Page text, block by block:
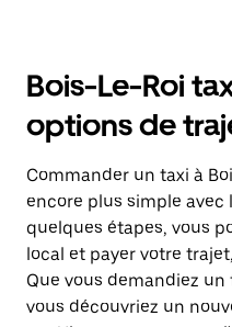
Bois-Le-Roi
options de
Commander un taxi à
encore plus simple avec
quelques étapes, vous
local et payer votre
Que vous demandiez
vous découvriez un